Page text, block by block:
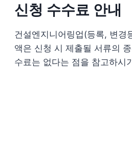
신청 수수료 안내
건설엔지니어링업(등록, 변경
액은 신청 시 제출될 서류의
수료는 없다는 점을 참고하시